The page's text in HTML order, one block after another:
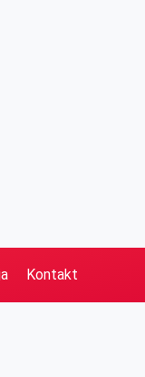
Kontakt